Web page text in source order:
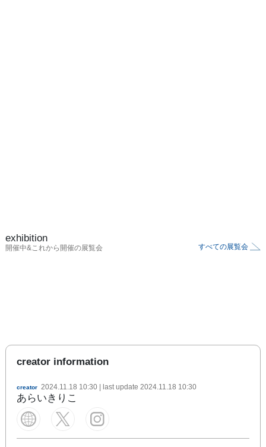
exhibition
開催中&これから開催の展覧会 すべての展覧会
creator information
creator 2024.11.18 10:30 | last update 2024.11.18 10:30
あらいきりこ